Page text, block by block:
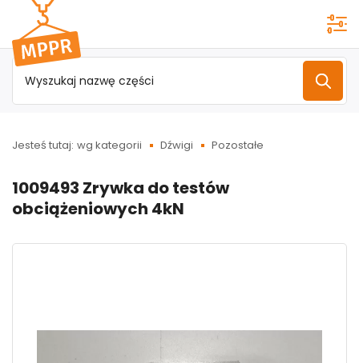
Przejdź do
menu
głównego
Jesteś tutaj: wg kategorii Dźwigi Pozostałe
1009493 Zrywka do testów
obciążeniowych 4kN